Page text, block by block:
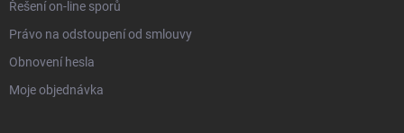
Řešení on-line sporů
Právo na odstoupení od smlouvy
Obnovení hesla
Moje objednávka